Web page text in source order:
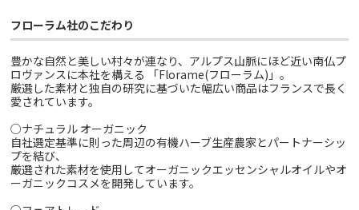
フローラム社のこだわり
豊かな自然と美しい村々が連なり、アルプス山脈にほど近い南仏プ
ロヴァンスに本社を構える 「Florame(フローラム)」。
厳選した素材と独自の研究に基づいた幅広い商品はフランスで長く
愛されています。
○ナチュラル オーガニック
自社選定基準に則った周辺の有機ハーブ生産農家とパートナーシッ
プを結び、
厳選された素材を使用してオーガニックエッセンシャルオイルやオ
ーガニックコスメを開発しています。